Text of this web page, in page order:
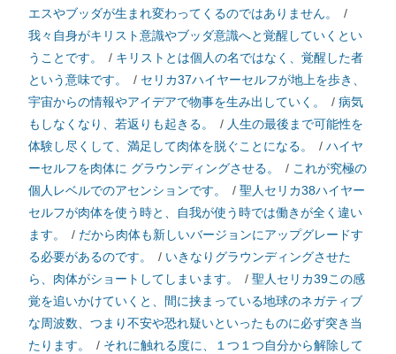
エスやブッダが生まれ変わってくるのではありません。
/
我々自身がキリスト意識やブッダ意識へと覚醒していくとい
うことです。
/ キリストとは個人の名ではなく、覚醒した者
という意味です。
/ セリカ37ハイヤーセルフが地上を歩き、
宇宙からの情報やアイデアで物事を生み出していく。
/ 病気
もしなくなり、若返りも起きる。
/ 人生の最後まで可能性を
体験し尽くして、満足して肉体を脱ぐことになる。
/ ハイヤ
ーセルフを肉体に グラウンディングさせる。
/ これが究極の
個人レベルでのアセンションです。
/ 聖人セリカ38ハイヤー
セルフが肉体を使う時と、自我が使う時では働きが全く違い
ます。
/ だから肉体も新しいバージョンにアップグレードす
る必要があるのです。
/ いきなりグラウンディングさせた
ら、肉体がショートしてしまいます。
/ 聖人セリカ39この感
覚を追いかけていくと、間に挟まっている地球のネガティブ
な周波数、つまり不安や恐れ疑いといったものに必ず突き当
たります。
/ それに触れる度に、１つ１つ自分から解除して